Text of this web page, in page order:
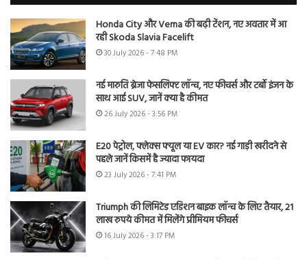
Honda City और Verna की बढ़ी टेंशन, नए अवतार में आ
रही Skoda Slavia Facelift
30 July 2026 - 7:48 PM
नई मारुति ब्रेजा फेसलिफ्ट लॉन्च, नए फीचर्स और टर्बो इंजन के
साथ आई SUV, जानें क्या है कीमत
26 July 2026 - 3:56 PM
E20 पेट्रोल, फ्लेक्स फ्यूल या EV कार? नई गाड़ी खरीदने से
पहले जानें किसमें है ज्यादा फायदा
23 July 2026 - 7:41 PM
Triumph की लिमिटेड एडिशन बाइक लॉन्च के लिए तैयार, 21
लाख रुपये कीमत में मिलेंगे प्रीमियम फीचर्स
16 July 2026 - 3:17 PM